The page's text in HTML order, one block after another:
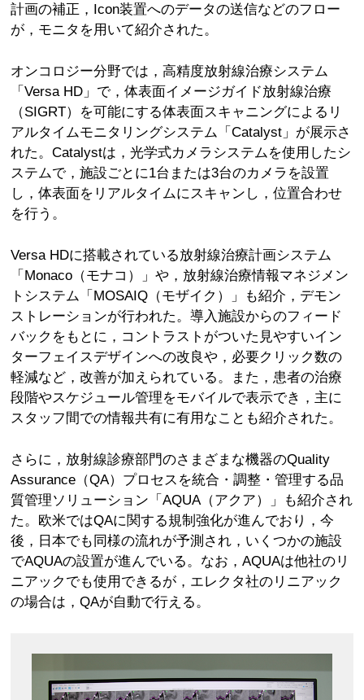
計画の補正，Icon装置へのデータの送信などのフロー
が，モニタを用いて紹介された。
オンコロジー分野では，高精度放射線治療システム
「Versa HD」で，体表面イメージガイド放射線治療
（SIGRT）を可能にする体表面スキャニングによるリ
アルタイムモニタリングシステム「Catalyst」が展示さ
れた。Catalystは，光学式カメラシステムを使用したシ
ステムで，施設ごとに1台または3台のカメラを設置
し，体表面をリアルタイムにスキャンし，位置合わせ
を行う。
Versa HDに搭載されている放射線治療計画システム
「Monaco（モナコ）」や，放射線治療情報マネジメン
トシステム「MOSAIQ（モザイク）」も紹介，デモン
ストレーションが行われた。導入施設からのフィード
バックをもとに，コントラストがついた見やすいイン
ターフェイスデザインへの改良や，必要クリック数の
軽減など，改善が加えられている。また，患者の治療
段階やスケジュール管理をモバイルで表示でき，主に
スタッフ間での情報共有に有用なことも紹介された。
さらに，放射線診療部門のさまざまな機器のQuality
Assurance（QA）プロセスを統合・調整・管理する品
質管理ソリューション「AQUA（アクア）」も紹介され
た。欧米ではQAに関する規制強化が進んでおり，今
後，日本でも同様の流れが予測され，いくつかの施設
でAQUAの設置が進んでいる。なお，AQUAは他社のリ
ニアックでも使用できるが，エレクタ社のリニアック
の場合は，QAが自動で行える。